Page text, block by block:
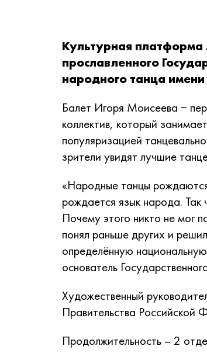
Культурная
прославленного
народного танца
Балет Игоря Моисеева −
коллектив, который
популяризацией
зрители увидят лучшие
«Народные танцы
рождается язык народа. Так
Почему этого никто не мог
понял раньше других и
определённую
основатель
Художественный
Правительства
Продолжительность – 2